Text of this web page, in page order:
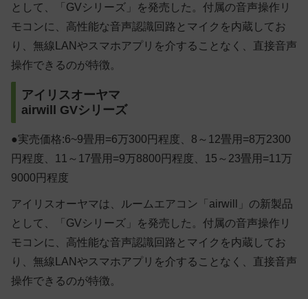
として、「GVシリーズ」を発売した。付属の音声操作リ
モコンに、高性能な音声認識回路とマイクを内蔵してお
り、無線LANやスマホアプリを介することなく、直接音声
操作できるのが特徴。
アイリスオーヤマ
airwill GVシリーズ
●実売価格:6~9畳用=6万300円程度、8～12畳用=8万2300
円程度、11～17畳用=9万8800円程度、15～23畳用=11万
9000円程度
アイリスオーヤマは、ルームエアコン「airwill」の新製品
として、「GVシリーズ」を発売した。付属の音声操作リ
モコンに、高性能な音声認識回路とマイクを内蔵してお
り、無線LANやスマホアプリを介することなく、直接音声
操作できるのが特徴。